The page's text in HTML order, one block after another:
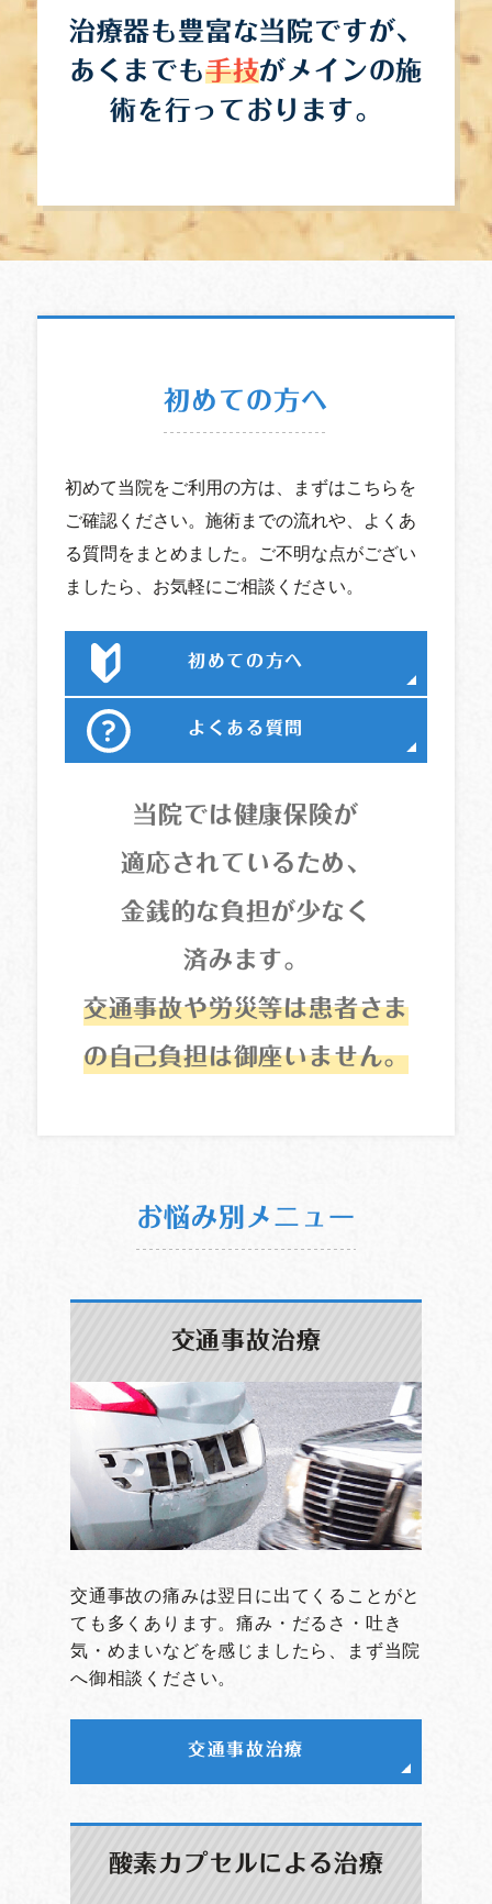
治療器も豊富な当院ですが、
あくまでも手技がメインの施
術を行っております。
初めての方へ
初めて当院をご利用の方は、まずはこちらを
ご確認ください。施術までの流れや、よくあ
る質問をまとめました。ご不明な点がござい
ましたら、お気軽にご相談ください。
初めての方へ
よくある質問
当院では健康保険が
適応されているため、
金銭的な負担が少なく
済みます。
交通事故や労災等は患者さま
の自己負担は御座いません。
お悩み別メニュー
交通事故治療
交通事故の痛みは翌日に出てくることがと
ても多くあります。痛み・だるさ・吐き
気・めまいなどを感じましたら、まず当院
へ御相談ください。
交通事故治療
酸素カプセルによる治療